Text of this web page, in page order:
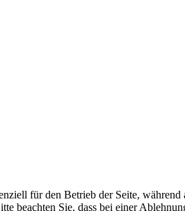
für den Betrieb der Seite,
beachten Sie, dass bei einer